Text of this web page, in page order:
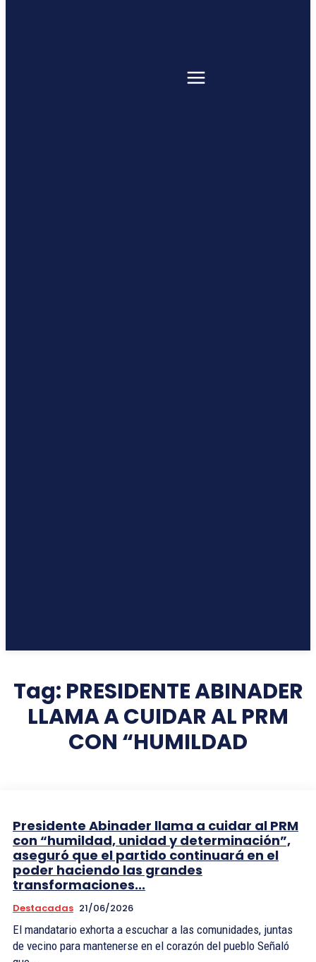
Tag: PRESIDENTE ABINADER
LLAMA A CUIDAR AL PRM
CON “HUMILDAD
Presidente Abinader llama a cuidar al PRM
con “humildad, unidad y determinación”,
aseguró que el partido continuará en el
poder haciendo las grandes
transformaciones...
Destacadas 21/06/2026
El mandatario exhorta a escuchar a las comunidades, juntas
de vecino para mantenerse en el corazón del pueblo Señaló